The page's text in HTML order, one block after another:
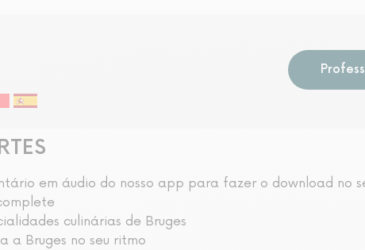
em áudio do nosso app para fazer o download no
culinárias de Bruges
a Bruges no seu ritmo